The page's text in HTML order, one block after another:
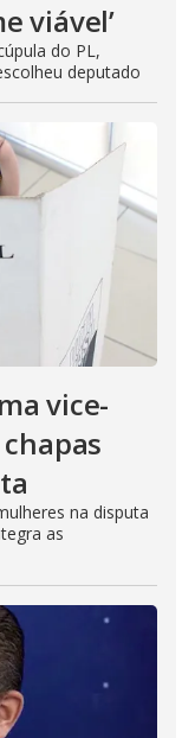
viável’
do PL,
deputado
vice-
na disputa
as